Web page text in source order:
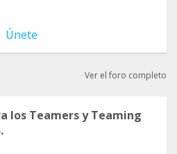
Únete
Ver el foro completo
los Teamers y Teaming